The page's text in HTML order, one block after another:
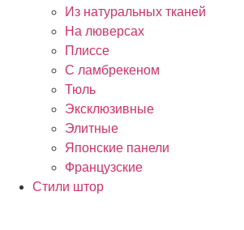
Из натуральных тканей
На люверсах
Плиссе
С ламбрекеном
Тюль
Эксклюзивные
Элитные
Японские панели
Французские
Стили штор